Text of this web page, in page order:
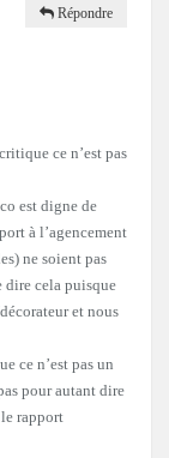
Répondre
ce n’est pas
est digne de
à l’agencement
ne soient pas
dire cela puisque
et nous
ce n’est pas un
pour autant dire
rapport